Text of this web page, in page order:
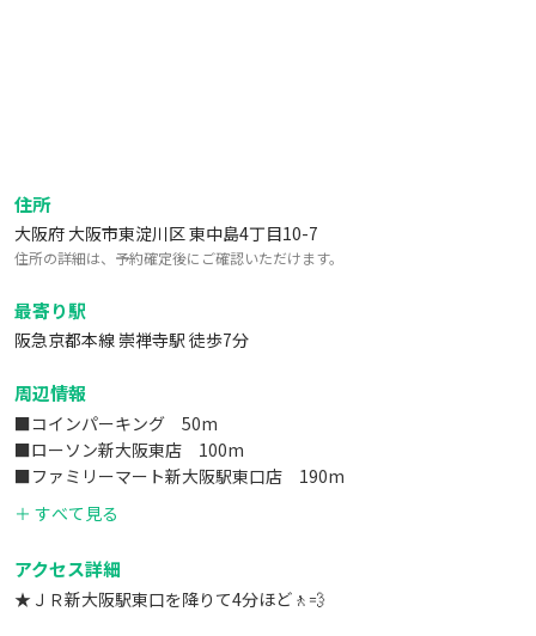
住所
大阪府 大阪市東淀川区 東中島4丁目10-7
住所の詳細は、予約確定後にご確認いただけます。
最寄り駅
阪急京都本線 崇禅寺駅 徒歩7分
周辺情報
■コインパーキング 50m
■ローソン新大阪東店 100m
■ファミリーマート新大阪駅東口店 190m
■松屋新大阪東口店 330m
＋ すべて見る
アクセス詳細
★ＪＲ新大阪駅東口を降りて4分ほど🚶💨